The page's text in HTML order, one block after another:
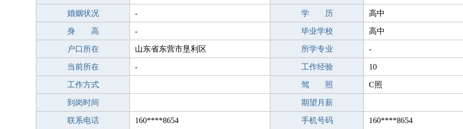
婚姻状况 - 学 历 高中
身 高 - 毕业学校 高中
户口所在 山东省东营市垦利区 所学专业 -
当前所在 - 工作经验 10
工作方式 驾 照 C照
到岗时间 期望月薪
联系电话 160****8654 手机号码 160****8654